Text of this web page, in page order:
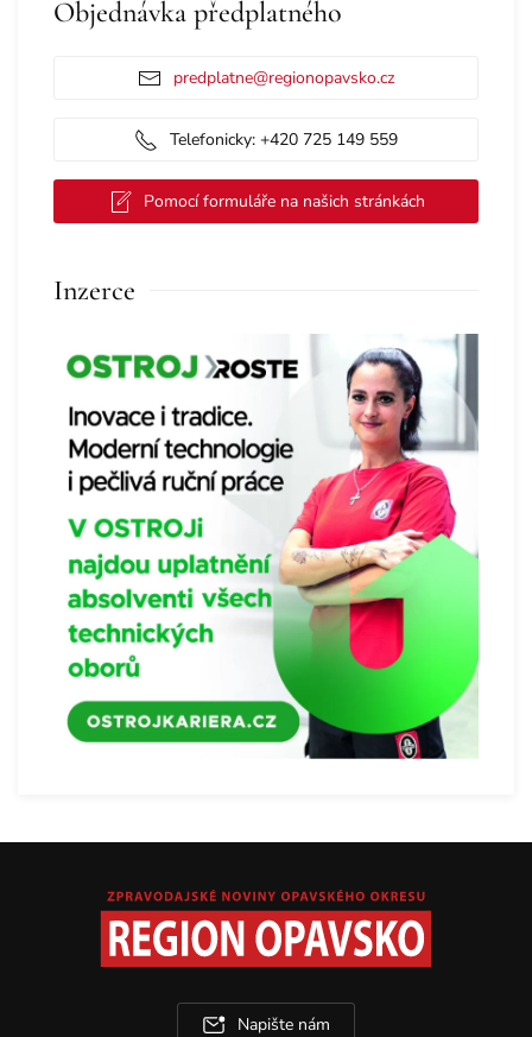
Objednávka předplatného
predplatne@regionopavsko.cz
Telefonicky: +420 725 149 559
Pomocí formuláře na našich stránkách
Inzerce
Napište nám